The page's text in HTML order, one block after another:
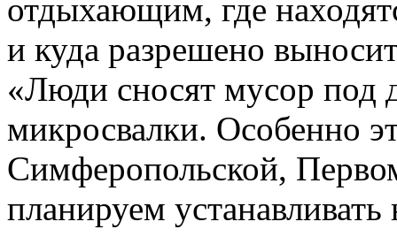
отдыхающим, где
и куда разрешено
«Люди сносят мусор под
микросвалки. Особенно
Симферопольской,
планируем